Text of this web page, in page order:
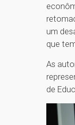
um
que
As
de